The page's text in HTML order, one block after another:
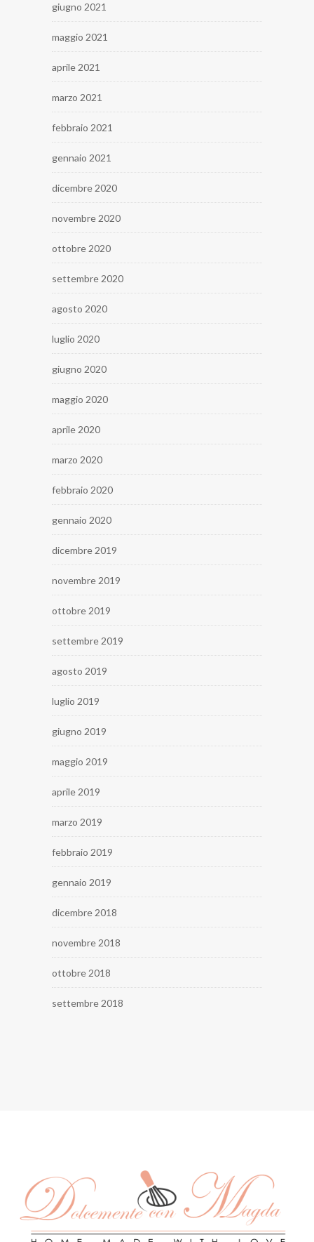
giugno 2021
maggio 2021
aprile 2021
marzo 2021
febbraio 2021
gennaio 2021
dicembre 2020
novembre 2020
ottobre 2020
settembre 2020
agosto 2020
luglio 2020
giugno 2020
maggio 2020
aprile 2020
marzo 2020
febbraio 2020
gennaio 2020
dicembre 2019
novembre 2019
ottobre 2019
settembre 2019
agosto 2019
luglio 2019
giugno 2019
maggio 2019
aprile 2019
marzo 2019
febbraio 2019
gennaio 2019
dicembre 2018
novembre 2018
ottobre 2018
settembre 2018